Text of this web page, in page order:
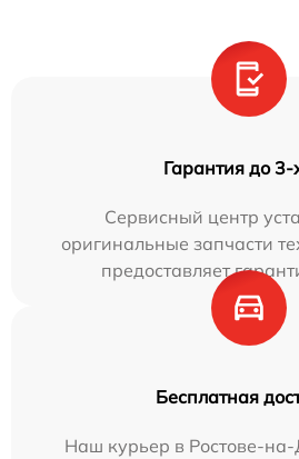
Гарантия до 3-
Сервисный центр
оригинальные запчасти
предоставляет
Бесплатная
Наш курьер в Ростове-